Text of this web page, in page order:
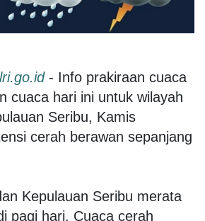
- Info prakiraan cuaca
cuaca hari ini untuk wilayah
Seribu, Kamis
cerah berawan sepanjang
Kepulauan Seribu merata
pagi hari. Cuaca cerah